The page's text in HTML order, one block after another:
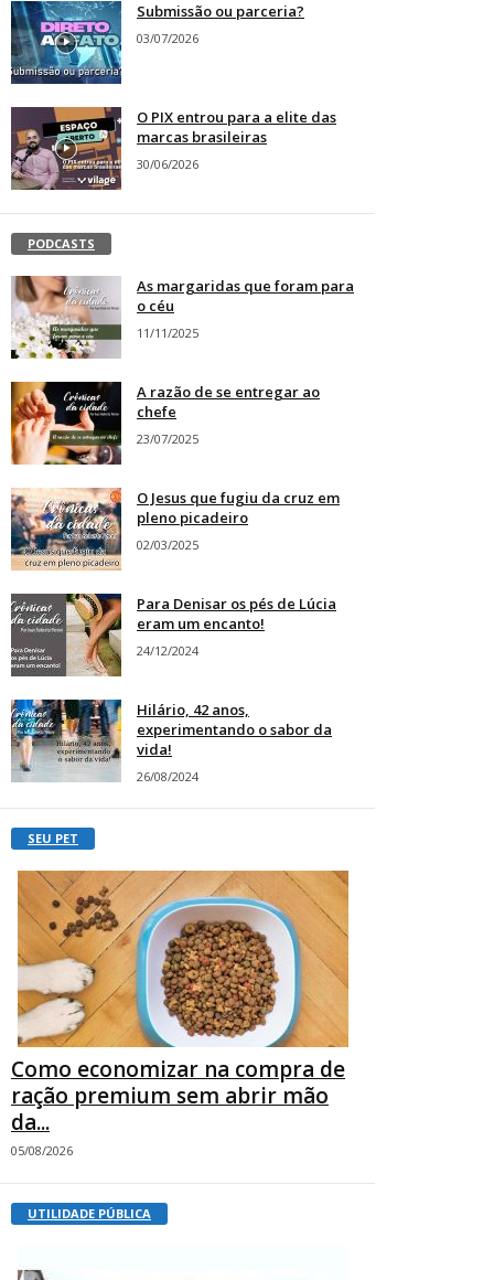
Submissão ou parceria?
03/07/2026
O PIX entrou para a elite das
marcas brasileiras
30/06/2026
PODCASTS
As margaridas que foram para
o céu
11/11/2025
A razão de se entregar ao
chefe
23/07/2025
O Jesus que fugiu da cruz em
pleno picadeiro
02/03/2025
Para Denisar os pés de Lúcia
eram um encanto!
24/12/2024
Hilário, 42 anos,
experimentando o sabor da
vida!
26/08/2024
SEU PET
Como economizar na compra de
ração premium sem abrir mão
da...
05/08/2026
UTILIDADE PÚBLICA